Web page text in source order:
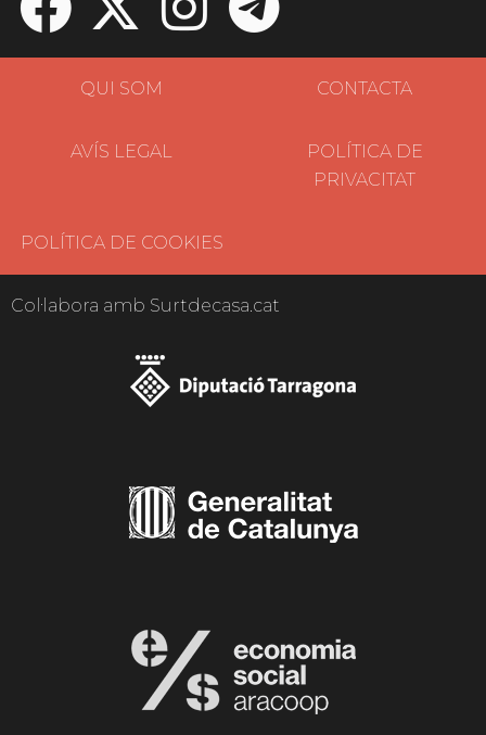
QUI SOM CONTACTA
AVÍS LEGAL
POLÍTICA DE
PRIVACITAT
POLÍTICA DE COOKIES
Col·labora amb Surtdecasa.cat